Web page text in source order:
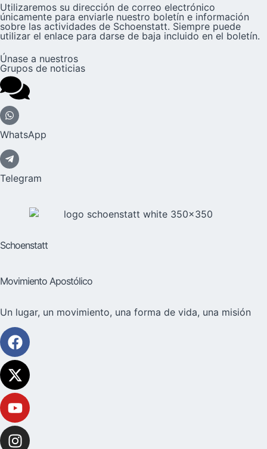
Utilizaremos su dirección de correo electrónico
únicamente para enviarle nuestro boletín e información
sobre las actividades de Schoenstatt. Siempre puede
utilizar el enlace para darse de baja incluido en el boletín.
Únase a nuestros
Grupos de noticias
WhatsApp
Telegram
Schoenstatt
Movimiento Apostólico
Un lugar, un movimiento, una forma de vida, una misión